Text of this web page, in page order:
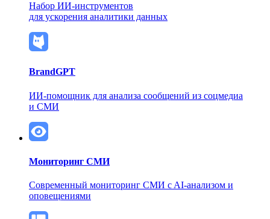
Набор ИИ-инструментов
для ускорения аналитики данных
BrandGPT
ИИ-помощник для анализа сообщений из соцмедиа
и СМИ
Мониторинг СМИ
Современный мониторинг СМИ c AI-анализом и
оповещениями